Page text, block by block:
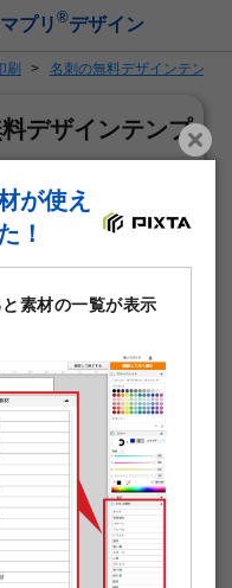
プリ ®デザイン
刷 名刺の無料デザインテンプ
デザインテンプ
がテーマの名刺作成に
す。写真や文字を入れ
す。テンプレート編集
が使え
！
素材の一覧が表示